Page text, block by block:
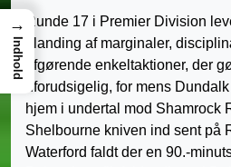
Runde 17 i Premier Division
blanding af marginaler,
afgørende enkeltaktioner, der
uforudsigelig, for mens
hjem i undertal mod Shamrock
Shelbourne kniven ind sent på
Waterford faldt der en 90.-
→
Indhold